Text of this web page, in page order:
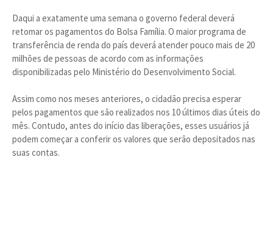
Daqui a exatamente uma semana o governo federal deverá
retomar os pagamentos do Bolsa Família. O maior programa de
transferência de renda do país deverá atender pouco mais de 20
milhões de pessoas de acordo com as informações
disponibilizadas pelo Ministério do Desenvolvimento Social.
Assim como nos meses anteriores, o cidadão precisa esperar
pelos pagamentos que são realizados nos 10 últimos dias úteis do
mês. Contudo, antes do início das liberações, esses usuários já
podem começar a conferir os valores que serão depositados nas
suas contas.